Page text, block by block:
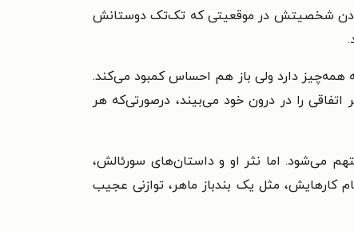
شخصیتش در موقعیتی که تک‌تک دوستانش
در‌واقع داستان سوکورو داستان زندگی امروزی انسان قرن ۲۱ است. انسانی که همه‌چیز دارد ولی باز هم احساس کمبود می‌کند.
را در درون خود می‌بیند، در‌صورتی‌که هر
می‌شود. اما نثر او و داستان‌های سورئالش،
کارهایش، مثل یک بندباز ماهر، توازنی عجیب